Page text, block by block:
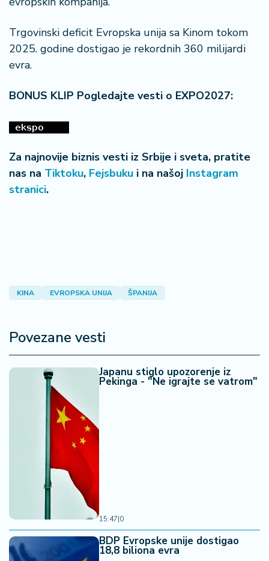
Trgovinski deficit Evropska unija sa Kinom tokom
2025. godine dostigao je rekordnih 360 milijardi
evra.
BONUS KLIP Pogledajte vesti o EXPO2027:
Za najnovije biznis vesti iz Srbije i sveta, pratite
nas na Tiktoku, Fejsbuku i na našoj Instagram
stranici.
KINA EVROPSKA UNIJA ŠPANIJA
Povezane vesti
Japanu stiglo upozorenje iz
Pekinga - "Ne igrajte se vatrom"
15:47|0
BDP Evropske unije dostigao
18,8 biliona evra